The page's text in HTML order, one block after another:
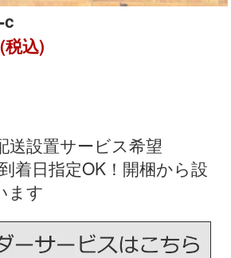
c
込)
送設置サービス希望
着日指定OK！開梱から設
ます